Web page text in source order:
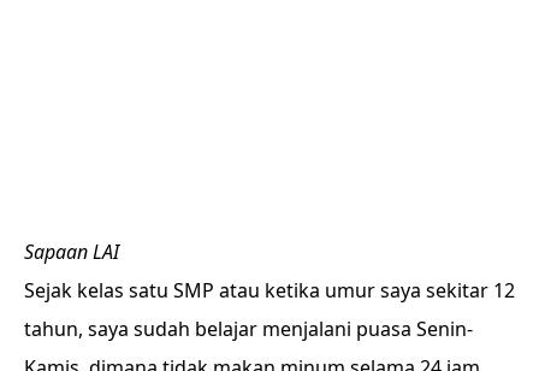
Sapaan LAI
Sejak kelas satu SMP atau ketika umur saya sekitar 12
tahun, saya sudah belajar menjalani puasa Senin-